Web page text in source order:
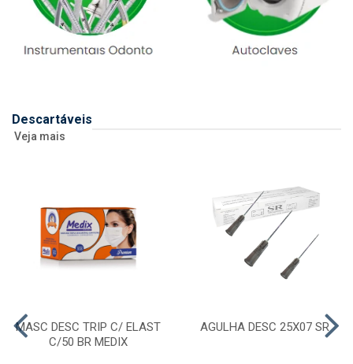
Descartáveis
Veja mais
MASC DESC TRIP C/ ELAST
C/50 BR MEDIX
AGULHA DESC 25X07 SR